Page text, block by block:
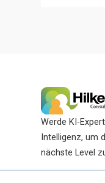
Werde KI-
Intelligenz, um
nächste Level